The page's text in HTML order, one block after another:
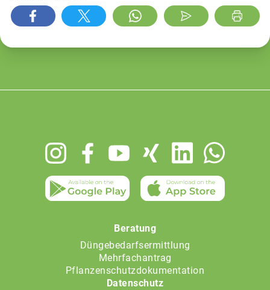
Beratung
Düngebedarfsermittlung
Mehrfachantrag
Pflanzenschutzdokumentation
Datenschutz